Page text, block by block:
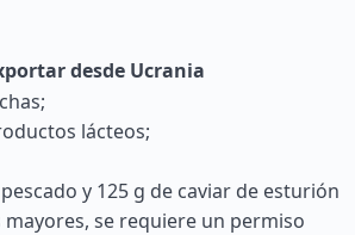
desde Ucrania
lácteos;
y 125 g de caviar de esturión
se requiere un permiso